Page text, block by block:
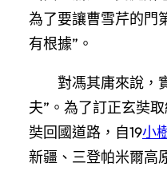
為了要讓曹雪芹的門
有根據”。
對馮其庸來說，
夫”。為了訂正玄奘
奘回國道路，自19小
新疆、三登帕米爾高